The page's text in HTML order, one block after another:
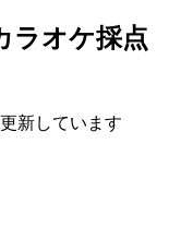
ラオケ採点
新しています